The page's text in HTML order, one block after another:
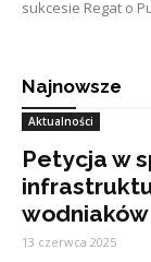
sukcesie Regat o
Najnowsze
Aktualności
Petycja w
wodniaków
13 czerwca 2025